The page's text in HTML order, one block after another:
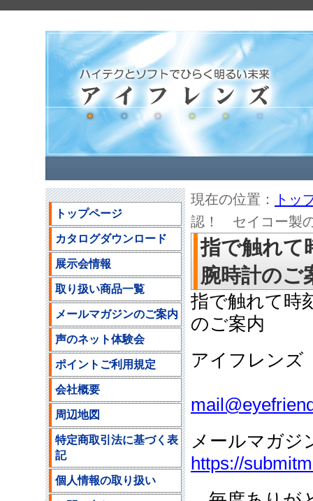
現在の位置：
トッ
認！ セイコー製
指で触れ
腕時計のご
指で触れて時
のご案内
アイフレン
メールマガジ
https://
トップページ
カタログダウンロード
展示会情報
取り扱い商品一覧
メールマガジンのご案内
声のネット体験会
ポイントご利用規定
会社概要
周辺地図
特定商取引法に基づく表
記
個人情報の取り扱い